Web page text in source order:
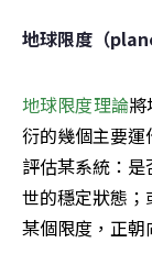
地球限度（
地球限度理論將
衍的幾個主要
評估某系統：
世的穩定狀態
某個限度，正朝